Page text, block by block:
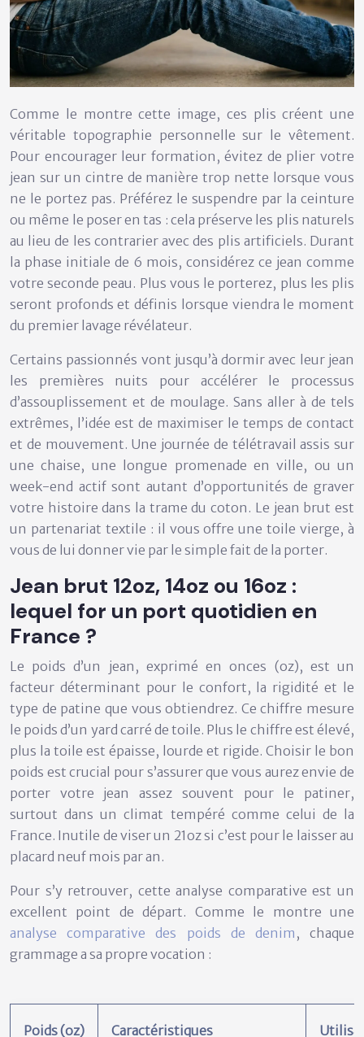
Comme le montre cette image, ces plis créent une
véritable topographie personnelle sur le vêtement.
Pour encourager leur formation, évitez de plier votre
jean sur un cintre de manière trop nette lorsque vous
ne le portez pas. Préférez le suspendre par la ceinture
ou même le poser en tas : cela préserve les plis naturels
au lieu de les contrarier avec des plis artificiels. Durant
la phase initiale de 6 mois, considérez ce jean comme
votreseconde peau . Plus vous le porterez, plus les plis
seront profonds et définis lorsque viendra le moment
du premier lavage révélateur.
Certains passionnés vont jusqu’à dormir avec leur jean
les premières nuits pour accélérer le processus
d’assouplissement et de moulage. Sans aller à de tels
extrêmes, l’idée est de maximiser le temps de contact
et de mouvement. Une journée de télétravail assis sur
une chaise, une longue promenade en ville, ou un
week-end actif sont autant d’opportunités de graver
votre histoire dans la trame du coton. Le jean brut est
un partenariat textile : il vous offre une toile vierge, à
vous de lui donner vie par le simple fait de la porter.
Jean brut 12oz, 14oz ou 16oz :
lequel for un port quotidien en
France ?
Le poids d’un jean, exprimé en onces (oz), est un
facteur déterminant pour le confort, la rigidité et le
type de patine que vous obtiendrez. Ce chiffre mesure
le poids d’un yard carré de toile. Plus le chiffre est élevé,
plus la toile est épaisse, lourde et rigide. Choisir le bon
poids est crucial pour s’assurer que vous aurez envie de
porter votre jean assez souvent pour le patiner,
surtout dans un climat tempéré comme celui de la
France. Inutile de viser un 21oz si c’est pour le laisser au
placard neuf mois par an.
Pour s’y retrouver, cette analyse comparative est un
excellent point de départ. Comme le montre une
analyse comparative des poids de denim , chaque
grammage a sa propre vocation :
Poids (oz) Caractéristiques